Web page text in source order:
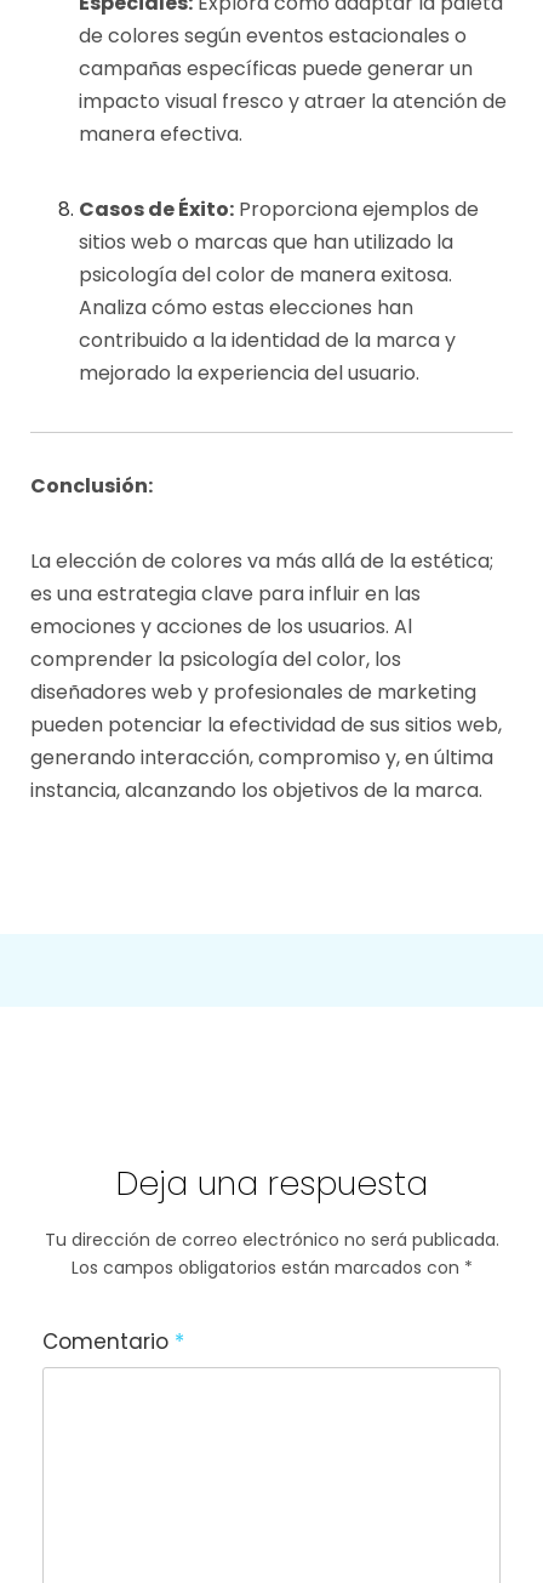
de colores según eventos estacionales o
campañas específicas puede generar un
impacto visual fresco y atraer la atención de
manera efectiva.
Casos de Éxito: Proporciona ejemplos de
sitios web o marcas que han utilizado la
psicología del color de manera exitosa.
Analiza cómo estas elecciones han
contribuido a la identidad de la marca y
mejorado la experiencia del usuario.
Conclusión:
La elección de colores va más allá de la estética;
es una estrategia clave para influir en las
emociones y acciones de los usuarios. Al
comprender la psicología del color, los
diseñadores web y profesionales de marketing
pueden potenciar la efectividad de sus sitios web,
generando interacción, compromiso y, en última
instancia, alcanzando los objetivos de la marca.
Deja una respuesta
Tu dirección de correo electrónico no será publicada.
Los campos obligatorios están marcados con *
Comentario *